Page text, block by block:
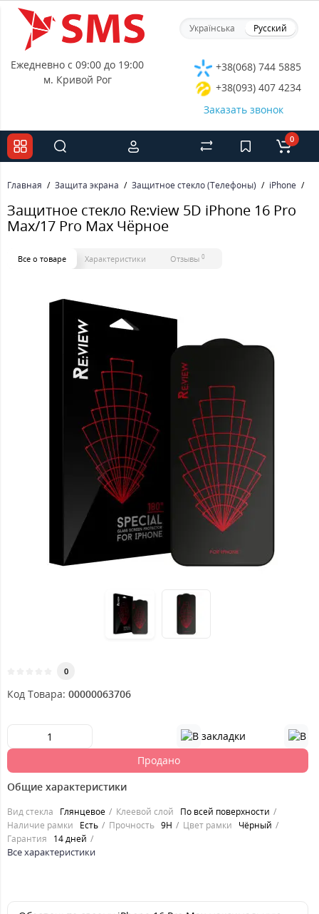
Українська Русский
Ежедневно с 09:00 до 19:00
м. Кривой Рог
+38(068) 744 5885
+38(093) 407 4234
Заказать звонок
0
Главная Защита экрана Защитное стекло (Телефоны) iPhone
Защитное стекло Re:view 5D iPhone 16 Pro
Max/17 Pro Max Чёрное
Все о товаре Характеристики Отзывы 0
0
Код Товара: 00000063706
Продано
Общие характеристики
Вид стекла Глянцевое Клеевой слой
По всей поверхности
Наличие рамки
Есть Прочность 9H Цвет рамки
Чёрный
Гарантия
14 дней
Все характеристики